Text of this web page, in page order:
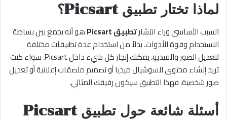
لماذا تختار تطبيق Picsart؟
السبب الأساسي وراء انتشارتطبيق Picsart
هو أنه يجمع بين بساطة
الاستخدام وقوة الأدوات. بدلاً من استخدام عدة تطبيقات مختلفة
لتعديل الصور والفيديو، يمكنك إنجاز كل شيء داخل Picsart. سواء كنت
تريد إنشاء محتوى للسوشيال ميديا أو تصميم ملصقات إعلانية أو تعديل
صور شخصية، فهذا التطبيق سيكون رفيقك المثالي.
أسئلة شائعة حول تطبيق Picsart